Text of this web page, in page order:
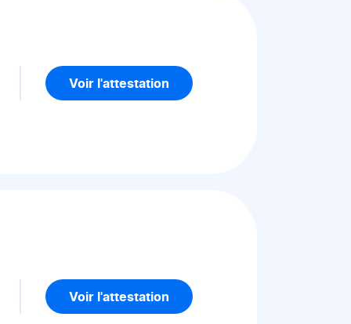
Voir l'attestation
Voir l'attestation